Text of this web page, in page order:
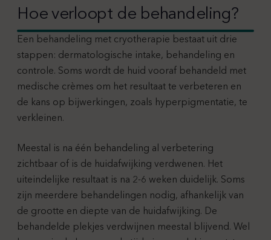
Hoe verloopt de behandeling?
Een behandeling met cryotherapie bestaat uit drie
stappen: dermatologische intake, behandeling en
controle. Soms wordt de huid vooraf behandeld met
medische crèmes om het resultaat te verbeteren en
de kans op bijwerkingen, zoals hyperpigmentatie, te
verkleinen.
Meestal is na één behandeling al verbetering
zichtbaar of is de huidafwijking verdwenen. Het
uiteindelijke resultaat is na 2-6 weken duidelijk. Soms
zijn meerdere behandelingen nodig, afhankelijk van
de grootte en diepte van de huidafwijking. De
behandelde plekjes verdwijnen meestal blijvend. Wel